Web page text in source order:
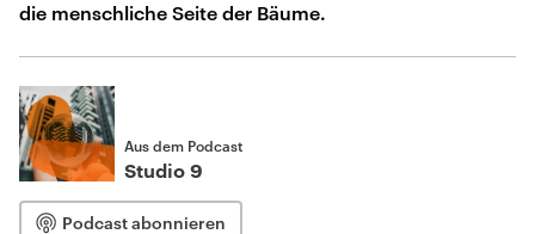
die menschliche Seite der Bäume.
Aus dem Podcast
Studio 9
Podcast abonnieren